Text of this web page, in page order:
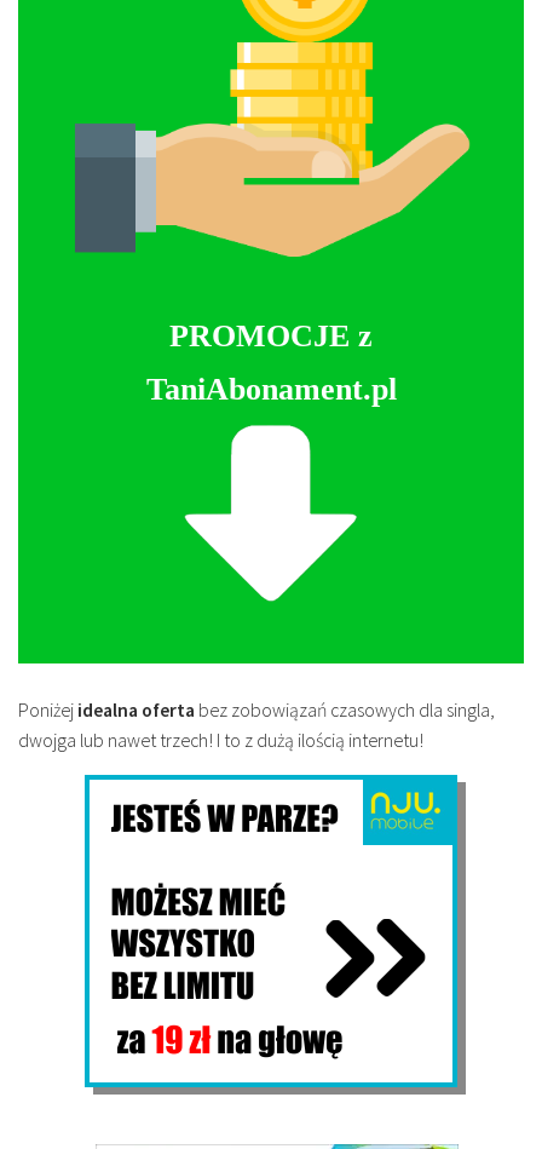
PROMOCJE z
TaniAbonament.pl
Poniżej idealna oferta bez zobowiązań czasowych dla singla,
dwojga lub nawet trzech! I to z dużą ilością internetu!